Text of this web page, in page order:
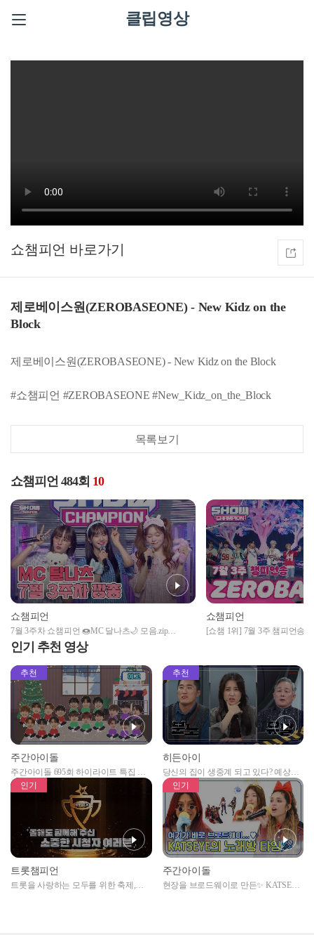
클립영상
쇼챔피언
제로베이스원(ZEROBASEONE) - New Kidz on the
Block
제로베이스원(ZEROBASEONE) - New Kidz on the Block
#쇼챔피언 #ZEROBASEONE #New_Kidz_on_the_Block
목록보기
쇼챔피언 484회 10
쇼챔피언
7월 3주차 쇼챔피언 🍩MC 달나츠🌙 모음.zip
(woo!ah! 나나, Billlie 문수아&츠키) | Show Champion |
EP.484
쇼챔피언
[쇼챔 1위] 7월 3주 챔피언송
인기 추천 영상
추천
주간아이돌
주간아이돌 695회 하이라이트 특집 남
자아이돌편 예고
추천
히든아이
당신의 집이 생중계 되고 있다? 예상치
못한 곳에서 일어나는 불법촬영 범죄!
인기
트롯챔피언
트롯을 사랑하는 모두를 위한 축제,
인기
주간아이돌
현장을 브로드웨이로 만든✨ KATSEYE